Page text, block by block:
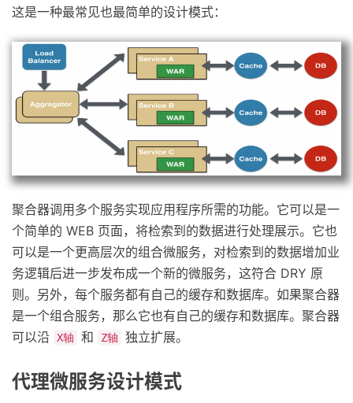
这是一种最常见也最简单的设计模式：
聚合器调用多个服务实现应用程序所需的功能。它可以是一
个简单的 WEB 页面，将检索到的数据进行处理展示。它也
可以是一个更高层次的组合微服务，对检索到的数据增加业
务逻辑后进一步发布成一个新的微服务，这符合 DRY 原
则。另外，每个服务都有自己的缓存和数据库。如果聚合器
是一个组合服务，那么它也有自己的缓存和数据库。聚合器
可以沿 X轴 和 Z轴 独立扩展。
代理微服务设计模式